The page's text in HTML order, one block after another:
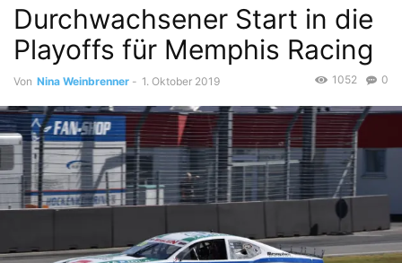
Durchwachsener Start in die
Playoffs für Memphis Racing
Von Nina Weinbrenner - 1. Oktober 2019 0
1052